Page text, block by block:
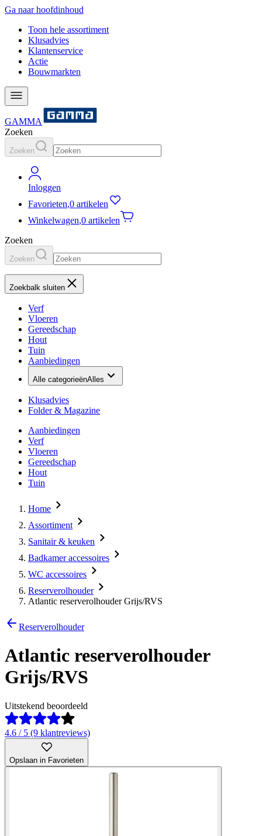
Ga naar hoofdinhoud
Toon hele assortiment
Klusadvies
Klantenservice
Actie
Bouwmarkten
GAMMA
Zoeken
Zoeken
Inloggen
Favorieten,0 artikelen
Winkelwagen,0 artikelen
Zoeken
Zoeken
Zoekbalk sluiten
Verf
Vloeren
Gereedschap
Hout
Tuin
Aanbiedingen
Alle categorieënAlles
Klusadvies
Folder & Magazine
Aanbiedingen
Verf
Vloeren
Gereedschap
Hout
Tuin
Home
Assortiment
Sanitair & keuken
Badkamer accessoires
WC accessoires
Reserverolhouder
Atlantic reserverolhouder Grijs/RVS
Reserverolhouder
Atlantic reserverolhouder
Grijs/RVS
Uitstekend beoordeeld
4.6 / 5 (9 klantreviews)
Opslaan in Favorieten